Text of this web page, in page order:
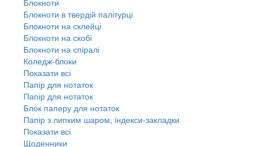
Блокноти
Блокноти в твердій палітурці
Блокноти на склейці
Блокноти на скобі
Блокноти на спіралі
Коледж-блоки
Показати всі
Папір для нотаток
Папір для нотаток
Блок паперу для нотаток
Папір з липким шаром, індекси-закладки
Показати всі
Щоденники